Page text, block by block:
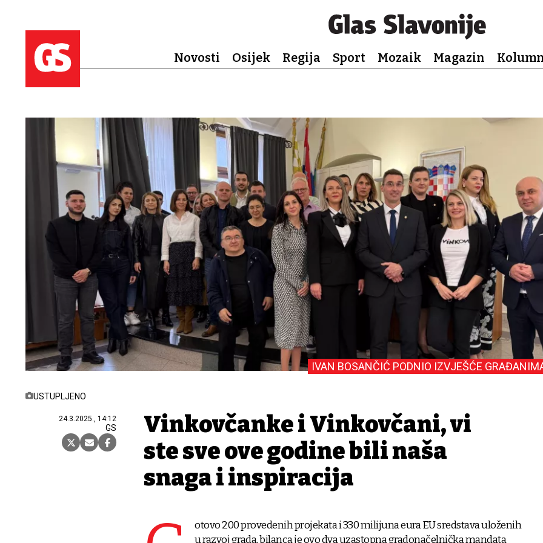
Novosti Osijek Regija Sport Mozaik Magazin
USTUPLJENO
24.3.2025., 14:12
GS
IVAN BOSANČIĆ PODNIO IZVJEŠĆE
Vinkovčanke i Vinkovčani, vi
ste sve ove godine bili naša
snaga i inspiracija
otovo 200 provedenih projekata i 330 milijuna eura EU sredstava uloženih
u razvoj grada, bilanca je ovo dva uzastopna gradonačelnička mandata